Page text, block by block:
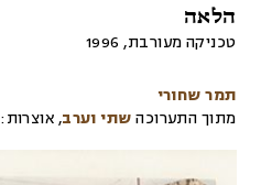
הלאה
טכניקה מעורבת,
1996
תמר שחורי
מתוך התערוכה שתי וערב, אוצרות: